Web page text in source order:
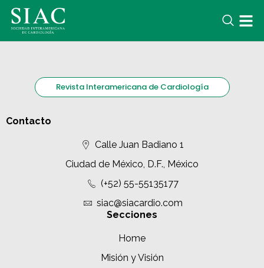
Revista Interamericana de Cardiología
Contacto
Calle Juan Badiano 1
Ciudad de México, D.F., México
(+52) 55-55135177
siac@siacardio.com
Secciones
Home
Misión y Visión